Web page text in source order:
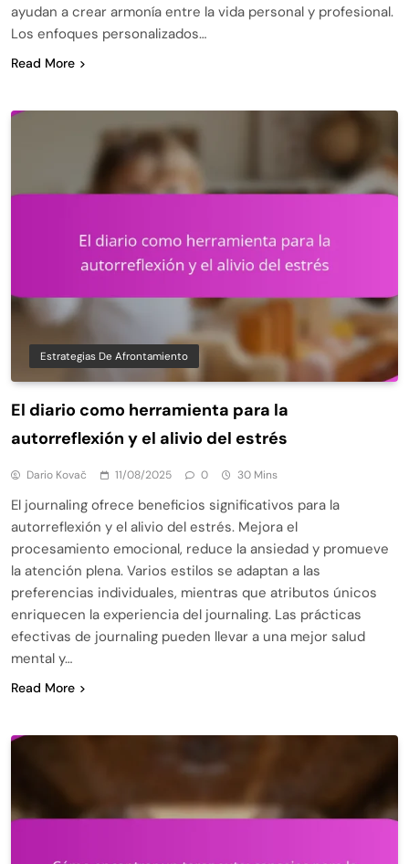
ayudan a crear armonía entre la vida personal y profesional.
Los enfoques personalizados…
Read More
Estrategias De Afrontamiento
El diario como herramienta para la
autorreflexión y el alivio del estrés
Dario Kovač 11/08/2025 0 30 Mins
El journaling ofrece beneficios significativos para la
autorreflexión y el alivio del estrés. Mejora el
procesamiento emocional, reduce la ansiedad y promueve
la atención plena. Varios estilos se adaptan a las
preferencias individuales, mientras que atributos únicos
enriquecen la experiencia del journaling. Las prácticas
efectivas de journaling pueden llevar a una mejor salud
mental y…
Read More